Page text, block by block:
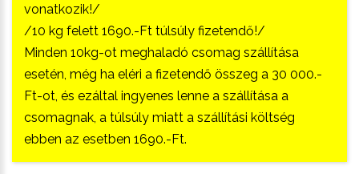
vonatkozik!/
/10 kg felett 1690.-Ft túlsúly fizetendő!/
Minden 10kg-ot meghaladó csomag szállítása
esetén, még ha eléri a fizetendő összeg a 30 000.-
Ft-ot, és ezáltal ingyenes lenne a szállítása a
csomagnak, a túlsúly miatt a szállítási költség
ebben az esetben 1690.-Ft.